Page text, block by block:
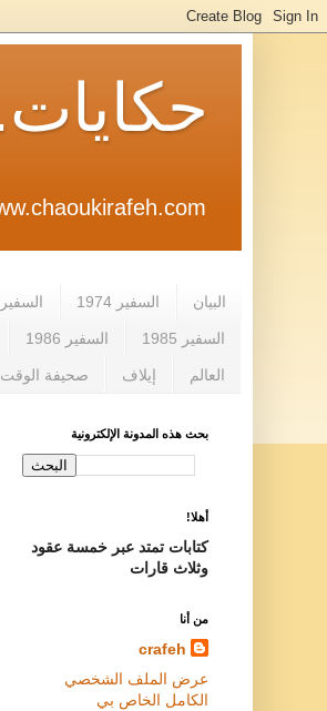
البيان السفير 1974 السفير 1975
السفير 1985 السفير 1986
العالم إيلاف صحيفة الوقت
بحث هذه المدونة الإلكترونية
أهلا!
كتابات تمتد عبر خمسة عقود
وثلاث قارات
من أنا
crafeh
عرض الملف الشخصي
الكامل الخاص بي